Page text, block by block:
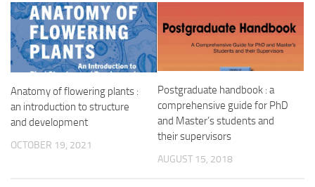
Anatomy of flowering plants :
an introduction to structure
and development
OCTOBER 19, 2021
Postgraduate handbook : a
comprehensive guide for PhD
and Master’s students and
their supervisors
AUGUST 15, 2018